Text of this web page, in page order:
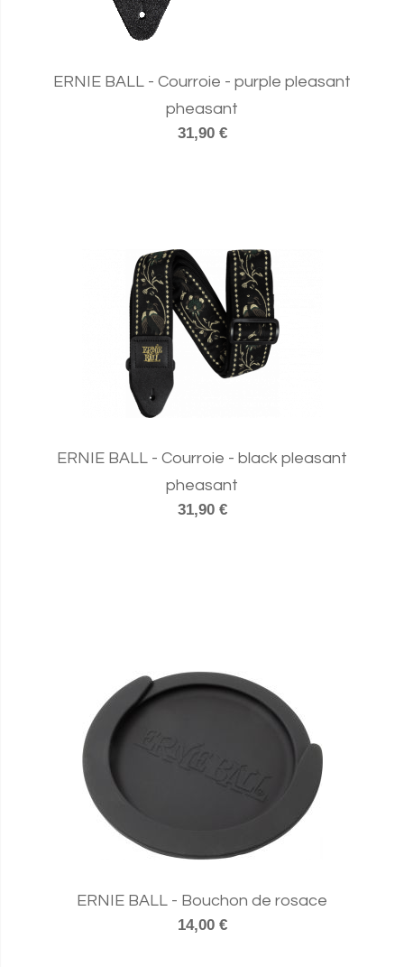
ERNIE BALL - Courroie - purple pleasant
pheasant
31,90 €
ERNIE BALL - Courroie - black pleasant
pheasant
31,90 €
ERNIE BALL - Bouchon de rosace
14,00 €